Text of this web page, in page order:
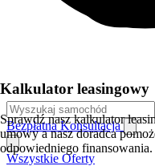
Bezpłatna Konsultacja
Wszystkie Oferty
Kalkulator leasingowy
Sprawdź nasz kalkulator
umowy a nasz doradca
odpowiedniego finansowania.